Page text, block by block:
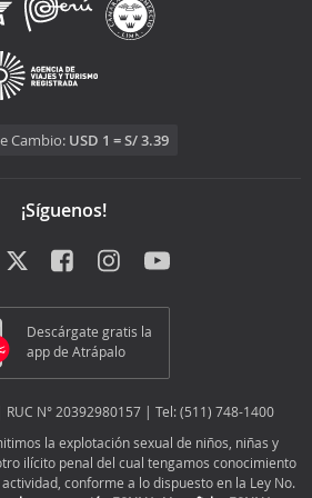
Cambio: USD 1 = S/ 3.39
¡Síguenos!
Descárgate gratis la
app de Atrápalo
| RUC N° 20392980157 | Tel: (511) 748-1400
la explotación sexual de niños, niñas y
ilícito penal del cual tengamos conocimiento
conforme a lo dispuesto en la Ley No.